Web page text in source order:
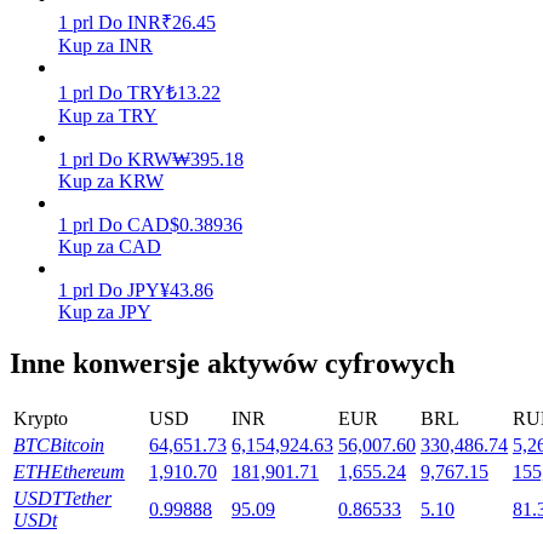
Codziennie zdobywaj konkurencyjne nagrody
Wysokie zyski i natychmiastowy dostęp
1 prl Do INR₹26.45
Kup za INR
1 prl Do TRY₺13.22
Kup za TRY
1 prl Do KRW₩395.18
Kup za KRW
1 prl Do CAD$0.38936
Kup za CAD
1 prl Do JPY¥43.86
Kup za JPY
Inne konwersje aktywów cyfrowych
Krypto USD INR EUR BRL
BTCBitcoin 64,651.73 6,154,924.63 56,007.60 330,486.74
ETHEthereum 1,910.70 181,901.71 1,655.24 9,767.15
USDTTether
USDt
0.99888 95.09 0.86533 5.10